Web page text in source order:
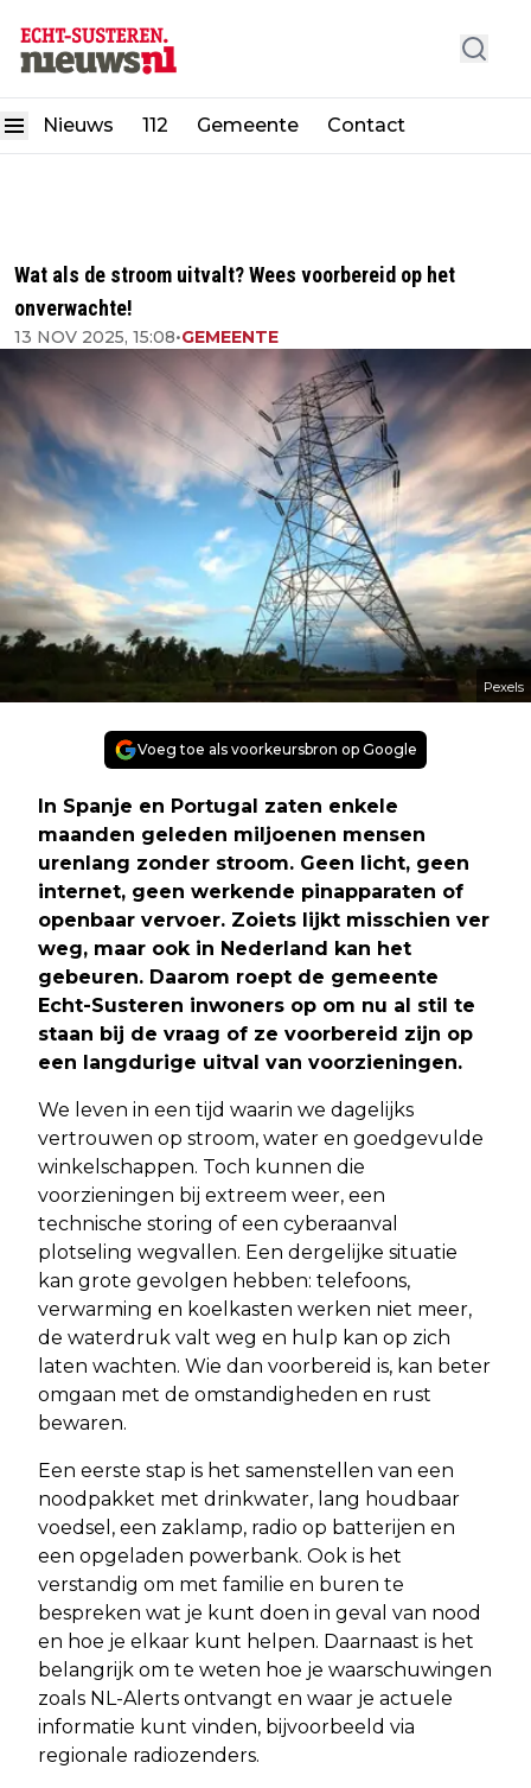
Nieuws 112 Gemeente Contact
Wat als de stroom uitvalt? Wees voorbereid op het
onverwachte!
13 NOV 2025, 15:08•GEMEENTE
Pexels
Voeg toe als voorkeursbron op Google
In Spanje en Portugal zaten enkele
maanden geleden miljoenen mensen
urenlang zonder stroom. Geen licht, geen
internet, geen werkende pinapparaten of
openbaar vervoer. Zoiets lijkt misschien ver
weg, maar ook in Nederland kan het
gebeuren. Daarom roept de gemeente
Echt-Susteren inwoners op om nu al stil te
staan bij de vraag of ze voorbereid zijn op
een langdurige uitval van voorzieningen.
We leven in een tijd waarin we dagelijks
vertrouwen op stroom, water en goedgevulde
winkelschappen. Toch kunnen die
voorzieningen bij extreem weer, een
technische storing of een cyberaanval
plotseling wegvallen. Een dergelijke situatie
kan grote gevolgen hebben: telefoons,
verwarming en koelkasten werken niet meer,
de waterdruk valt weg en hulp kan op zich
laten wachten. Wie dan voorbereid is, kan beter
omgaan met de omstandigheden en rust
bewaren.
Een eerste stap is het samenstellen van een
noodpakket met drinkwater, lang houdbaar
voedsel, een zaklamp, radio op batterijen en
een opgeladen powerbank. Ook is het
verstandig om met familie en buren te
bespreken wat je kunt doen in geval van nood
en hoe je elkaar kunt helpen. Daarnaast is het
belangrijk om te weten hoe je waarschuwingen
zoals NL-Alerts ontvangt en waar je actuele
informatie kunt vinden, bijvoorbeeld via
regionale radiozenders.